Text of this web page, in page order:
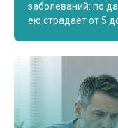
заболеваний: по
ею страдает от 5